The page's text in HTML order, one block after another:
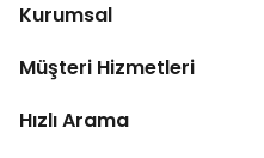
Kurumsal
Müşteri Hizmetleri
Hızlı Arama